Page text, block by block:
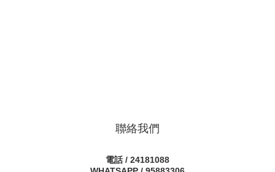
聯絡我們
電話 / 24181088